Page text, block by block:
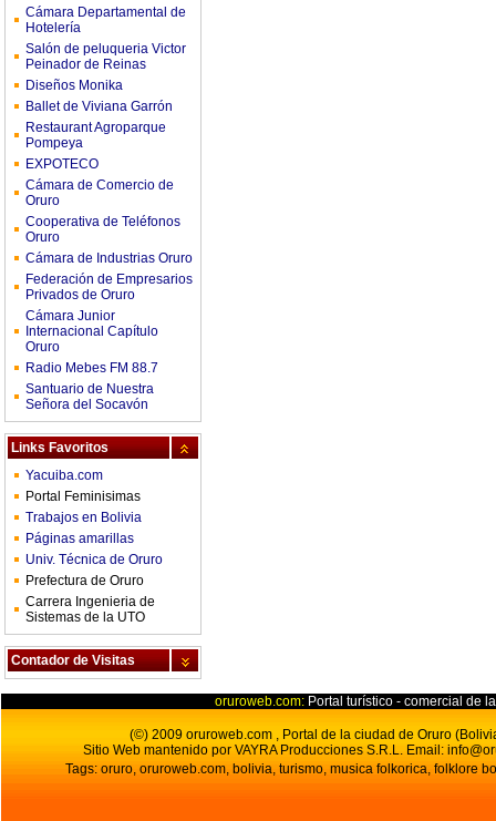
Cámara Departamental de
Hotelería
Salón de peluqueria Victor
Peinador de Reinas
Diseños Monika
Ballet de Viviana Garrón
Restaurant Agroparque
Pompeya
EXPOTECO
Cámara de Comercio de
Oruro
Cooperativa de Teléfonos
Oruro
Cámara de Industrias Oruro
Federación de Empresarios
Privados de Oruro
Cámara Junior
Internacional Capítulo
Oruro
Radio Mebes FM 88.7
Santuario de Nuestra
Señora del Socavón
Links Favoritos
Yacuiba.com
Portal Feminisimas
Trabajos en Bolivia
Páginas amarillas
Univ. Técnica de Oruro
Prefectura de Oruro
Carrera Ingenieria de
Sistemas de la UTO
Contador de Visitas
oruroweb.com: Portal turístico - comercial de
(©) 2009 oruroweb.com , Portal de la ciudad de Oruro
Sitio Web mantenido por VAYRA Producciones S.R.L. Email:
Tags: oruro, oruroweb.com, bolivia, turismo, musica folkorica, folklore